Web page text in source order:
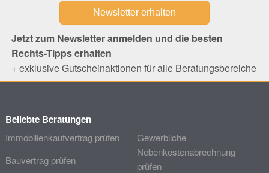
Jetzt zum Newsletter anmelden und die besten
Rechts-Tipps erhalten
+ exklusive Gutscheinaktionen für alle Beratungsbereiche
Beliebte Beratungen
Immobilienkaufvertrag prüfen
Bauvertrag prüfen
Gewerbliche
Nebenkostenabrechnung
prüfen